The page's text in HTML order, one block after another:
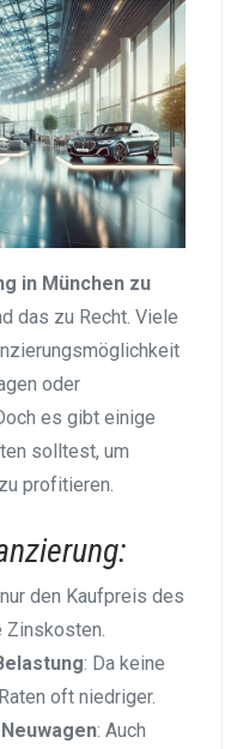
in München zu
das zu Recht. Viele
oder
es gibt einige
solltest, um
profitieren.
den Kaufpreis des
: Da keine
oft niedriger.
: Auch